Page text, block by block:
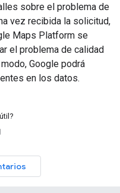
sobre el problema de
vez recibida la solicitud,
Maps Platform se
el problema de calidad
Google podrá
en los datos.